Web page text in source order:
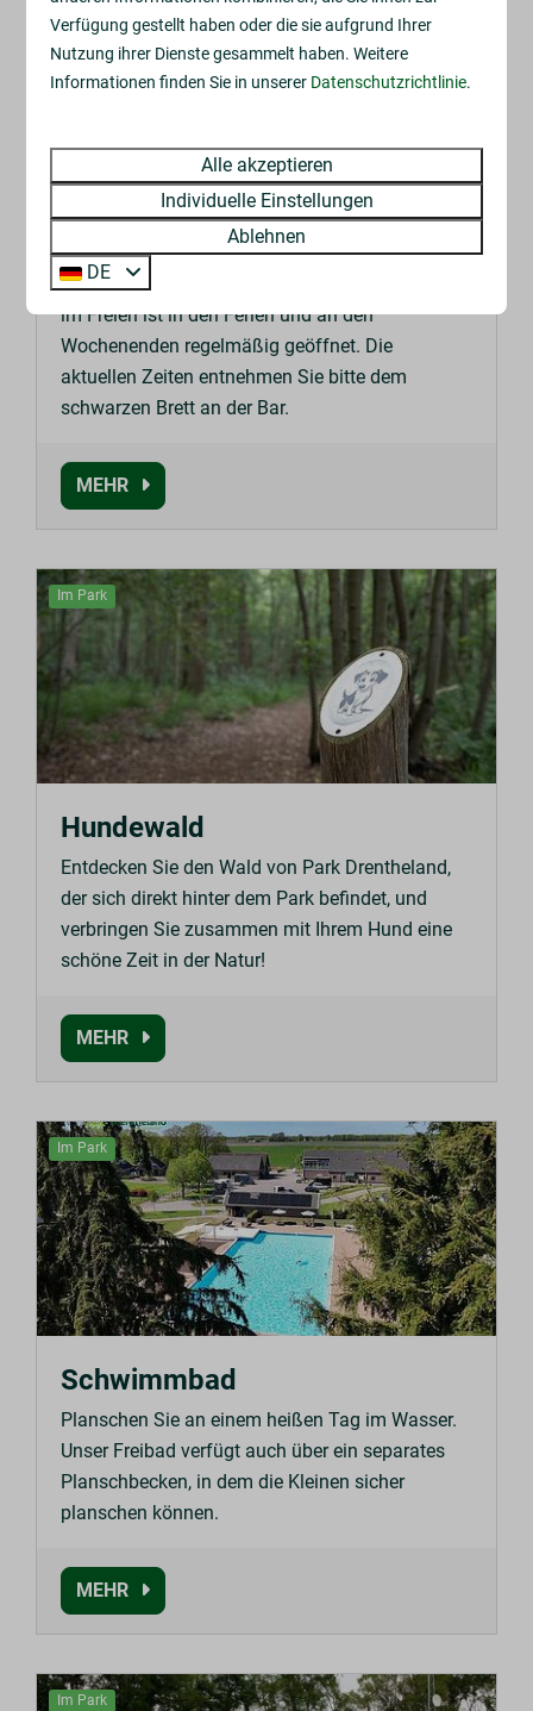
Bar im Freien
Lust auf einen Drink oder eine Pizza? Unsere Bar
im Freien ist in den Ferien und an den
Wochenenden regelmäßig geöffnet. Die
aktuellen Zeiten entnehmen Sie bitte dem
schwarzen Brett an der Bar.
MEHR
Im Park
Hundewald
Entdecken Sie den Wald von Park Drentheland,
der sich direkt hinter dem Park befindet, und
verbringen Sie zusammen mit Ihrem Hund eine
schöne Zeit in der Natur!
MEHR
Im Park
Schwimmbad
Planschen Sie an einem heißen Tag im Wasser.
Unser Freibad verfügt auch über ein separates
Planschbecken, in dem die Kleinen sicher
planschen können.
MEHR
Im Park
Verfügung gestellt haben oder die sie aufgrund Ihrer
Nutzung ihrer Dienste gesammelt haben. Weitere
Informationen finden Sie in unserer Datenschutzrichtlinie.
Alle akzeptieren
Individuelle Einstellungen
Ablehnen
DE